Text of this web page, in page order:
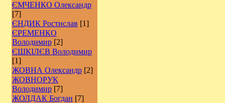
ЄМЧЕНКО Олександр
[7]
ЄНДИК Ростислав [1]
ЄРЕМЕНКО
Володимир [2]
ЄШКІЛЄВ Володимир
[1]
ЖОВНА Олександр [2]
ЖОВНОРУК
Володимир [7]
ЖОЛДАК Богдан [7]